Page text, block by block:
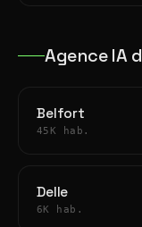
Agence IA
Belfort
45K hab.
Delle
6K hab.